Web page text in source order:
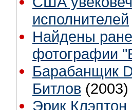
исполнителей
Найдены
фотографии
Барабанщик
Битлов (2003)
Эрик